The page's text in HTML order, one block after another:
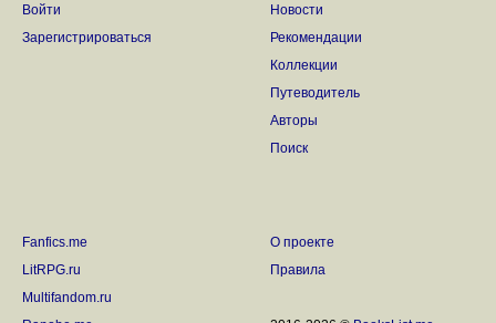
Войти
Зарегистрироваться
Новости
Рекомендации
Коллекции
Путеводитель
Авторы
Поиск
Fanfics.me
LitRPG.ru
Multifandom.ru
О проекте
Правила